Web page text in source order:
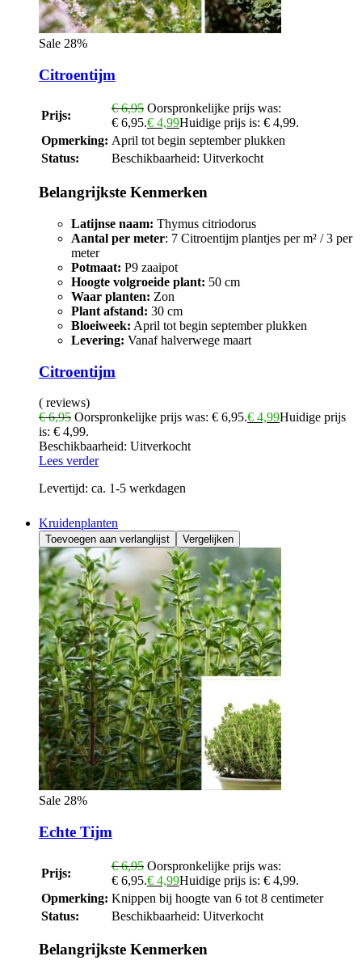
Sale 28%
Citroentijm
Prijs:
€6,95 Oorspronkelijke prijs was:
€ 6,95.€ 4,99Huidige prijs is: € 4,99.
Opmerking: April tot begin september plukken
Status:
Beschikbaarheid: Uitverkocht
Belangrijkste Kenmerken
Latijnse naam: Thymus citriodorus
Aantal per meter: 7 Citroentijm plantjes per m² / 3 per
meter
Potmaat: P9 zaaipot
Hoogte volgroeide plant: 50 cm
Waar planten: Zon
Plant afstand: 30 cm
Bloeiweek: April tot begin september plukken
Levering: Vanaf halverwege maart
Citroentijm
( reviews)
€6,95 Oorspronkelijke prijs was: € 6,95.€ 4,99Huidige prijs
is: € 4,99.
Beschikbaarheid: Uitverkocht
Lees verder
Levertijd: ca. 1-5 werkdagen
Kruidenplanten
Toevoegen aan verlanglijst Vergelijken
Sale 28%
Echte Tijm
Prijs:
€6,95 Oorspronkelijke prijs was:
€ 6,95.€ 4,99Huidige prijs is: € 4,99.
Opmerking: Knippen bij hoogte van 6 tot 8 centimeter
Status:
Beschikbaarheid: Uitverkocht
Belangrijkste Kenmerken